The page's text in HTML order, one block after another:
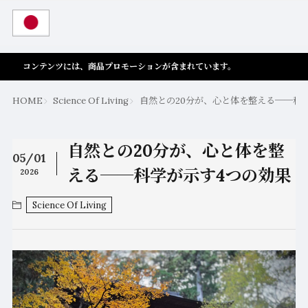
コンテンツには、商品プロモーションが含まれています。
HOME Science Of Living 自然との20分が、心と体を整える──科
05/01
2026
自然との20分が、心と体を整
える──科学が示す4つの効果
Science Of Living